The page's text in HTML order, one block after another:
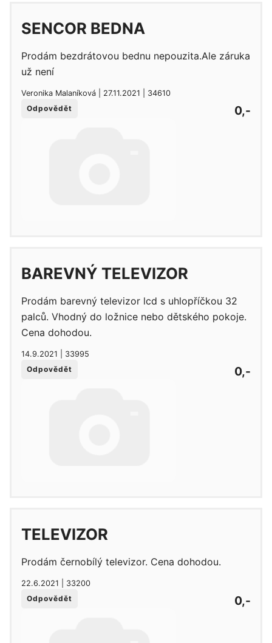
SENCOR BEDNA
Prodám bezdrátovou bednu nepouzita.Ale záruka
už není
Veronika Malaníková | 27.11.2021 | 34610
Odpovědět
0,-
BAREVNÝ TELEVIZOR
Prodám barevný televizor lcd s uhlopříčkou 32
palců. Vhodný do ložnice nebo dětského pokoje.
Cena dohodou.
14.9.2021 | 33995
Odpovědět
0,-
TELEVIZOR
Prodám černobílý televizor. Cena dohodou.
22.6.2021 | 33200
Odpovědět
0,-